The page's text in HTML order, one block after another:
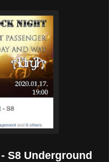
S8 Underground